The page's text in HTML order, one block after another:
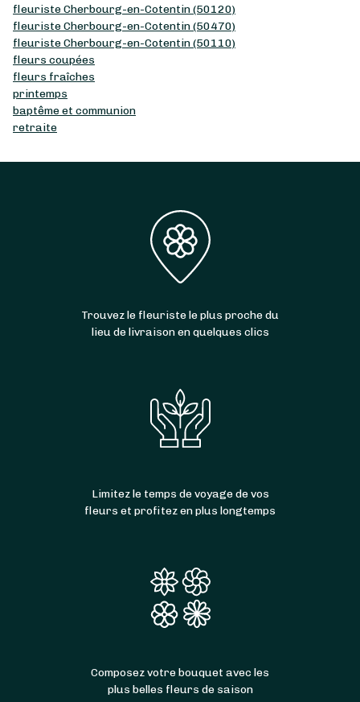
fleuriste Cherbourg-en-Cotentin (50120)
fleuriste Cherbourg-en-Cotentin (50470)
fleuriste Cherbourg-en-Cotentin (50110)
fleurs coupées
fleurs fraîches
printemps
baptême et communion
retraite
Trouvez le fleuriste le plus proche du
lieu de livraison en quelques clics
Limitez le temps de voyage de vos
fleurs et profitez en plus longtemps
Composez votre bouquet avec les
plus belles fleurs de saison